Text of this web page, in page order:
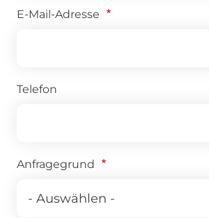
E-Mail-Adresse
Telefon
Anfragegrund